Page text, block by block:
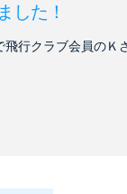
した！
行クラブ会員のＫ